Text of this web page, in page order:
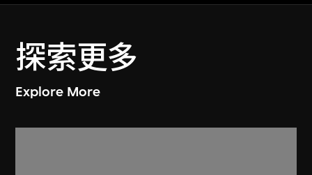
探索更多
Explore More